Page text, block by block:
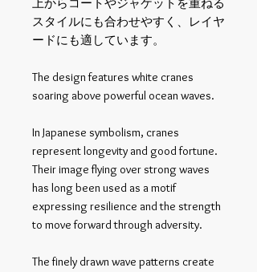
上からコートやジャケットを重ねる
スタイルにも合わせやすく、レイヤ
ードにも適しています。
The design features white cranes
soaring above powerful ocean waves.
In Japanese symbolism, cranes
represent longevity and good fortune.
Their image flying over strong waves
has long been used as a motif
expressing resilience and the strength
to move forward through adversity.
The finely drawn wave patterns create